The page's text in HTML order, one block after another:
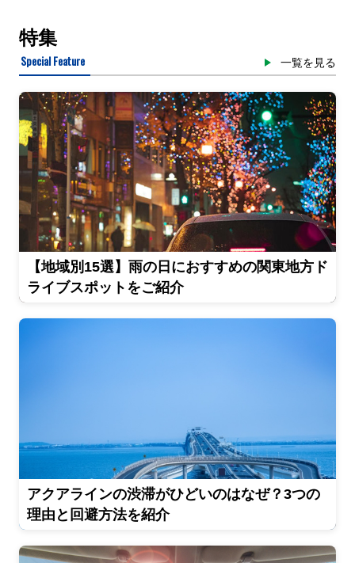
特集
Special Feature 一覧を見る
【地域別15選】雨の日におすすめの関東地方ド
ライブスポットをご紹介
アクアラインの渋滞がひどいのはなぜ？3つの
理由と回避方法を紹介